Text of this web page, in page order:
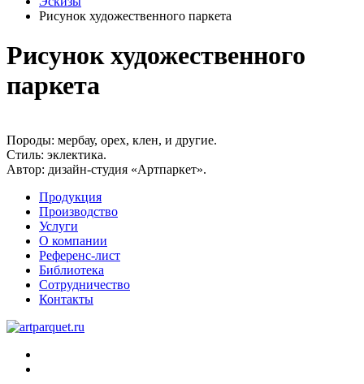
Рисунок художественного паркета
Рисунок художественного
паркета
Породы: мербау, орех, клен, и другие.
Стиль: эклектика.
Автор: дизайн-студия «Артпаркет».
Продукция
Производство
Услуги
О компании
Референс-лист
Библиотека
Сотрудничество
Контакты